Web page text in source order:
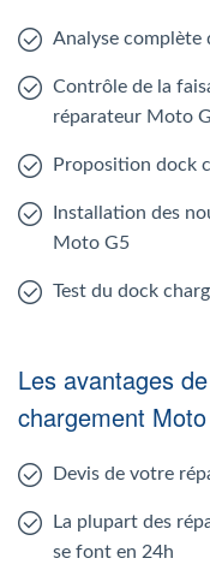
Analyse complète
Contrôle de la
réparateur Moto
Proposition dock
Installation des
Moto G5
Test du dock
Les avantages
chargement
Devis de votre
La plupart des
se font en 24h